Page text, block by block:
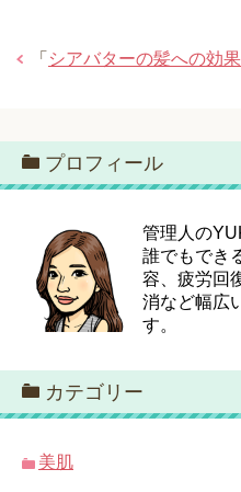
「 シアバターの髪への効
プロフィール
管理人の
誰でもでき
容、疲労回
消など幅広
す。
カテゴリー
美肌